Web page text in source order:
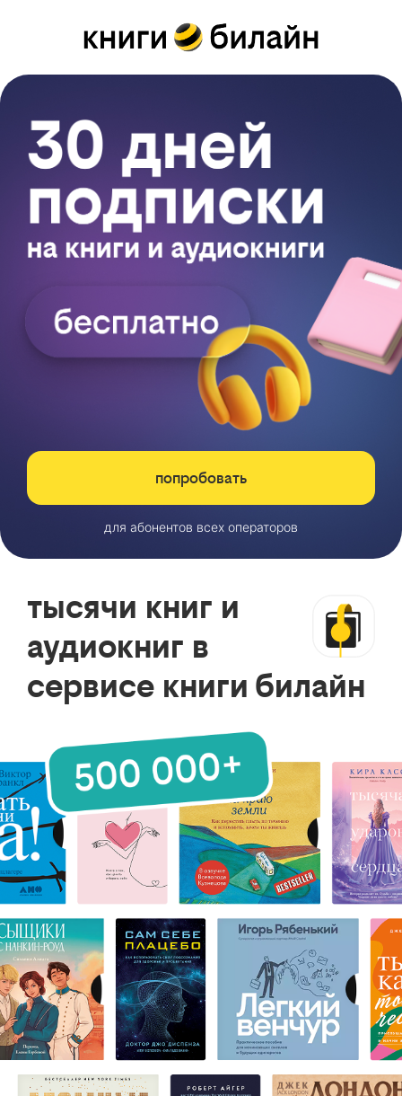
попробовать
для абонентов всех операторов
тысячи книг и
аудиокниг в
сервисе книги билайн